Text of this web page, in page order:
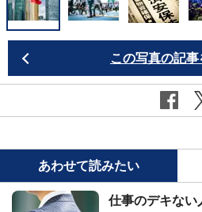
この写真の記
あわせて読みたい
仕事のデキない